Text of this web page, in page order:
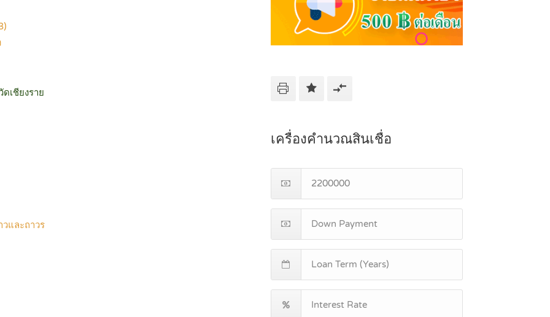
เชียงราย
และถาวร
เครื่องคำนวณสินเชื่อ